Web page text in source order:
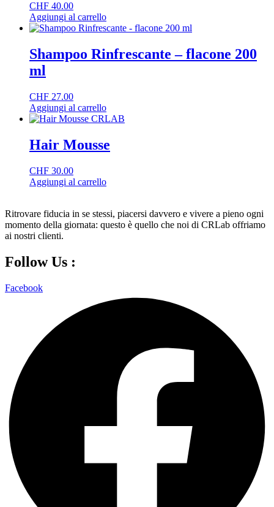
CHF 40.00
Aggiungi al carrello
Shampoo Rinfrescante – flacone 200
ml
CHF 27.00
Aggiungi al carrello
Hair Mousse
CHF 30.00
Aggiungi al carrello
Ritrovare fiducia in se stessi, piacersi davvero e vivere a pieno ogni
momento della giornata: questo è quello che noi di CRLab offriamo
ai nostri clienti.
Follow Us :
Facebook